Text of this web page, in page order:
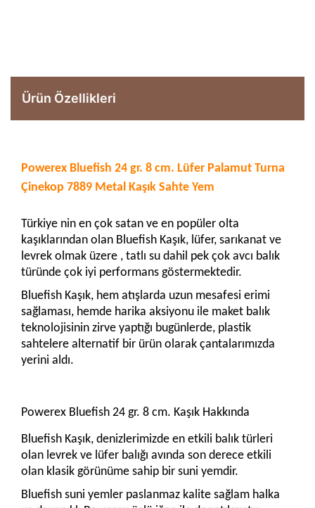
Ürün Özellikleri
Powerex Bluefish 24 gr. 8 cm. Lüfer Palamut Turna
Çinekop 7889 Metal Kaşık Sahte Yem
Türkiye nin en çok satan ve en popüler olta
kaşıklarından olan Bluefish Kaşık, lüfer, sarıkanat ve
levrek olmak üzere , tatlı su dahil pek çok avcı balık
türünde çok iyi performans göstermektedir.
Bluefish Kaşık, hem atışlarda uzun mesafesi erimi
sağlaması, hemde harika aksiyonu ile maket balık
teknolojisinin zirve yaptığı bugünlerde, plastik
sahtelere alternatif bir ürün olarak çantalarımızda
yerini aldı.
Powerex Bluefish 24 gr. 8 cm. Kaşık Hakkında
Bluefish Kaşık, denizlerimizde en etkili balık türleri
olan levrek ve lüfer balığı avında son derece etkili
olan klasik görünüme sahip bir suni yemdir.
Bluefish suni yemler paslanmaz kalite sağlam halka